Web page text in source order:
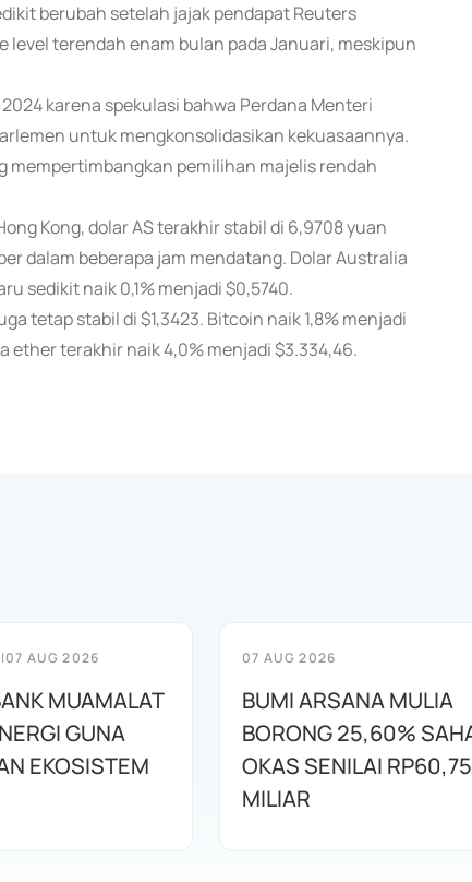
berubah setelah jajak pendapat Reuters
terendah enam bulan pada Januari, meskipun
karena spekulasi bahwa Perdana Menteri
untuk mengkonsolidasikan kekuasaannya.
mempertimbangkan pemilihan majelis rendah
Kong, dolar AS terakhir stabil di 6,9708 yuan
dalam beberapa jam mendatang. Dolar Australia
sedikit naik 0,1% menjadi $0,5740.
tetap stabil di $1,3423. Bitcoin naik 1,8% menjadi
ether terakhir naik 4,0% menjadi $3.334,46.
|07 AUG 2026
MUAMALAT
GUNA
EKOSISTEM
07 AUG 2026
BUMI ARSANA MULIA
BORONG 25,60%
OKAS SENILAI RP60,75
MILIAR